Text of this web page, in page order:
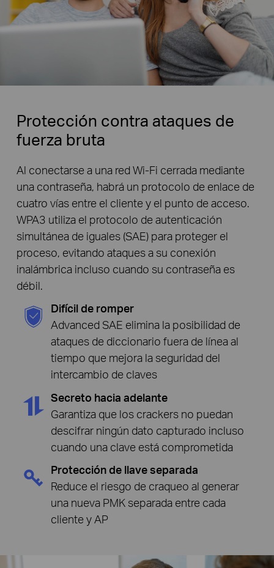
Protección contra ataques de
fuerza bruta
Al conectarse a una red Wi-Fi cerrada mediante
una contraseña, habrá un protocolo de enlace de
cuatro vías entre el cliente y el punto de acceso.
WPA3 utiliza el protocolo de autenticación
simultánea de iguales (SAE) para proteger el
proceso, evitando ataques a su conexión
inalámbrica incluso cuando su contraseña es
débil.
Difícil de romper
Advanced SAE elimina la posibilidad de
ataques de diccionario fuera de línea al
tiempo que mejora la seguridad del
intercambio de claves
Secreto hacia adelante
Garantiza que los crackers no puedan
descifrar ningún dato capturado incluso
cuando una clave está comprometida
Protección de llave separada
Reduce el riesgo de craqueo al generar
una nueva PMK separada entre cada
cliente y AP